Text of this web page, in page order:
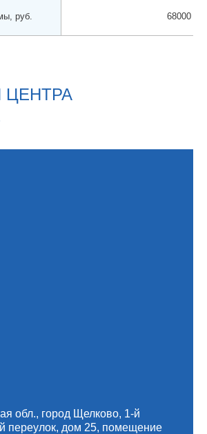
руб. 68000
ЦЕНТРА
обл., город Щелково, 1-й
переулок, дом 25, помещение